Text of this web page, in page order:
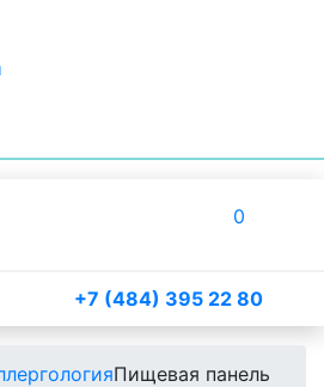
+7 (484) 395 22 80
0
Пищевая панель